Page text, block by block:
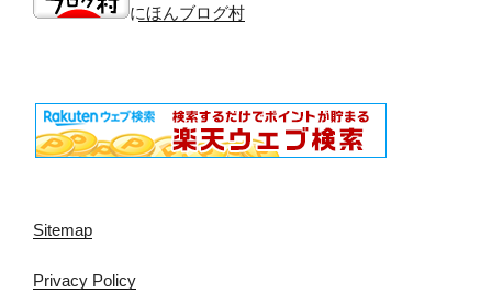
にほんブログ村
Sitemap
Privacy Policy